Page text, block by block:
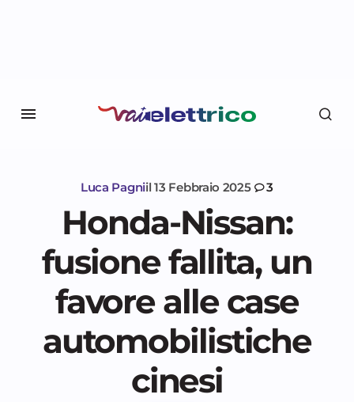
Luca Pagniil 13 Febbraio 2025 3
Honda-Nissan:
fusione fallita, un
favore alle case
automobilistiche
cinesi